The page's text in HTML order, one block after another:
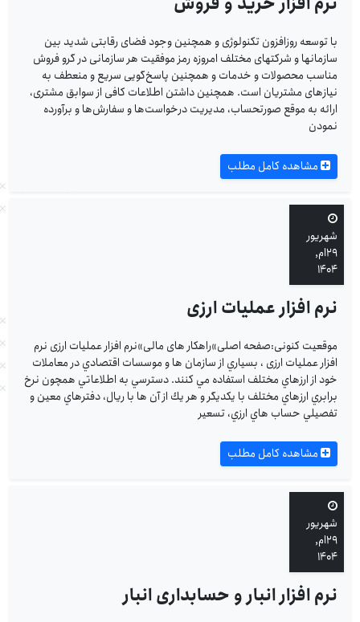
با توسعه روز‌افزون تکنولوژی و همچنین وجود فضای رقابتی شدید بین
سازمانها و شرکتهای مختلف امروزه رمز موفقیت هر سازمانی در گرو فروش
مناسب محصولات و خدمات و همچنین پاسخ‌گویی سریع و منعطف به
نیاز‌های مشتریان است. همچنین داشتن اطلاعات کافی از سوابق مشتری،
ارائه به موقع صورتحساب، مدیریت درخواست‌ها و سفارش‌ها و برآورده
نمودن
مشاهده کامل مطلب
شهریور
۲۹ام,
۱۴۰۴
نرم افزار عملیات ارزی
موقعیت کنونی:صفحه اصلی»راهکار های مالی»نرم افزار عملیات ارزی نرم
افزار عملیات ارزی ، بسياري از سازمان ها و موسسات اقتصادي در معاملات
خود از ارزهاي مختلف استفاده مي كنند. دسترسي به اطلاعاتي همچون نرخ
برابري ارزهاي مختلف با يكديگر و هر يك از آن ها با ريال، دفترهاي معين و
تفصيلي حساب هاي ارزي، تسعير
مشاهده کامل مطلب
شهریور
۲۹ام,
۱۴۰۴
نرم افزار انبار و حسابداری انبار